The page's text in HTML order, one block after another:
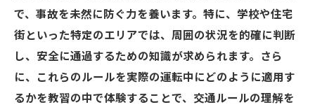
で、事故を未然に防ぐ力を養います。特に、学校や住宅
街といった特定のエリアでは、周囲の状況を的確に判断
し、安全に通過するための知識が求められます。さら
に、これらのルールを実際の運転中にどのように適用す
るかを教習の中で体験することで、交通ルールの理解を